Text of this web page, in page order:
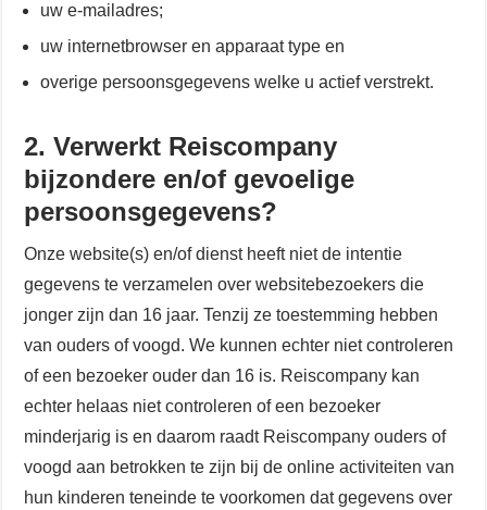
uw e-mailadres;
uw internetbrowser en apparaat type en
overige persoonsgegevens welke u actief verstrekt.
2. Verwerkt Reiscompany
bijzondere en/of gevoelige
persoonsgegevens?
Onze website(s) en/of dienst heeft niet de intentie
gegevens te verzamelen over websitebezoekers die
jonger zijn dan 16 jaar. Tenzij ze toestemming hebben
van ouders of voogd. We kunnen echter niet controleren
of een bezoeker ouder dan 16 is. Reiscompany kan
echter helaas niet controleren of een bezoeker
minderjarig is en daarom raadt Reiscompany ouders of
voogd aan betrokken te zijn bij de online activiteiten van
hun kinderen teneinde te voorkomen dat gegevens over